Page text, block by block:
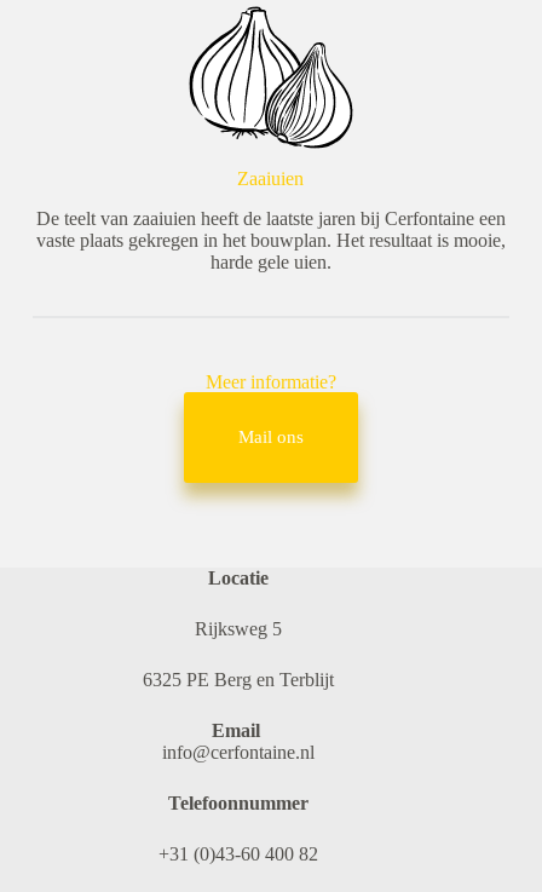
Zaaiuien
De teelt van zaaiuien heeft de laatste jaren bij Cerfontaine een
vaste plaats gekregen in het bouwplan. Het resultaat is mooie,
harde gele uien.
Meer informatie?
Mail ons
Locatie
Rijksweg 5
6325 PE Berg en Terblijt
Email
info@cerfontaine.nl
Telefoonnummer
+31 (0)43-60 400 82